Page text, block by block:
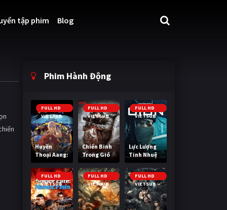
tập phim Blog
Phim Hành Động
FULL HD
VIETSUB
Huyền
Thoại Aang:
Tiết Khí Sư
Cuối Cùng
FULL HD
VIETSUB
Chiến Binh
Trong Gió
FULL HD
VIETSUB
Lực Lượng
Tinh Nhuệ
FULL HD
VIETSUB
FULL HD
VIETSUB
FULL HD
VIETSUB